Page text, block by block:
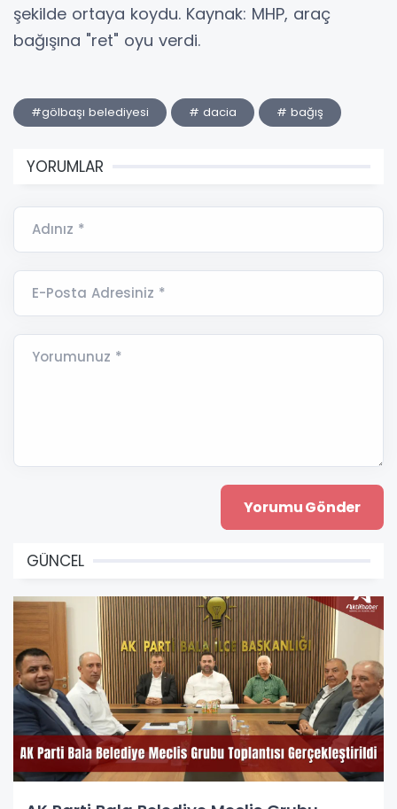
şekilde ortaya koydu. Kaynak: MHP, araç
bağışına "ret" oyu verdi.
#gölbaşı belediyesi # dacia # bağış
YORUMLAR
Adınız *
E-Posta Adresiniz *
Yorumunuz *
GÜNCEL